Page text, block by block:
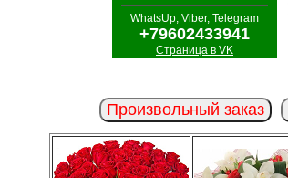
WhatsUp, Viber, Telegram
+79602433941
Страница в VK
Произвольный заказ